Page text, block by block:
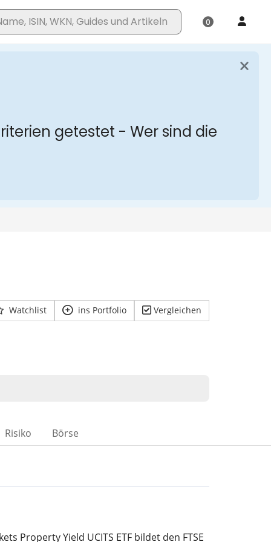
Watchlist ins Portfolio Vergleichen
Risiko Börse
Property Yield UCITS ETF bildet den FTSE